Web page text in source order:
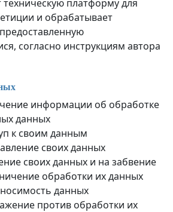
техническую платформу для
и обрабатывает
согласно инструкциям автора
информации об обработке
данных
к своим данным
своих данных
своих данных и на забвение
обработки их данных
данных
против обработки их